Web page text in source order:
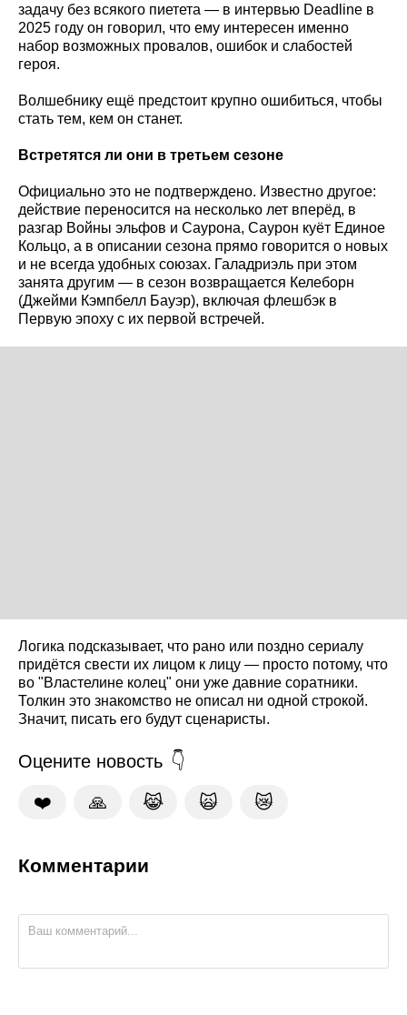
задачу без всякого пиетета — в интервью Deadline в
2025 году он говорил, что ему интересен именно
набор возможных провалов, ошибок и слабостей
героя.
Волшебнику ещё предстоит крупно ошибиться, чтобы
стать тем, кем он станет.
Встретятся ли они в третьем сезоне
Официально это не подтверждено. Известно другое:
действие переносится на несколько лет вперёд, в
разгар Войны эльфов и Саурона, Саурон куёт Единое
Кольцо, а в описании сезона прямо говорится о новых
и не всегда удобных союзах. Галадриэль при этом
занята другим — в сезон возвращается Келеборн
(Джейми Кэмпбелл Бауэр), включая флешбэк в
Первую эпоху с их первой встречей.
Логика подсказывает, что рано или поздно сериалу
придётся свести их лицом к лицу — просто потому, что
во "Властелине колец" они уже давние соратники.
Толкин это знакомство не описал ни одной строкой.
Значит, писать его будут сценаристы.
Оцените новость
❤️ 🙏 😹 🙀 😿
Комментарии